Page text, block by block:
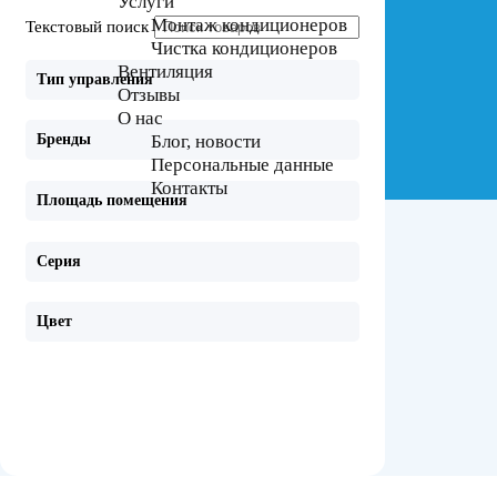
Монтаж кондиционеров
Чистка кондиционеров
Вентиляция
Отзывы
О нас
Блог, новости
Персональные данные
Контакты
Текстовый поиск
Тип управления
Бренды
Площадь помещения
Серия
Цвет